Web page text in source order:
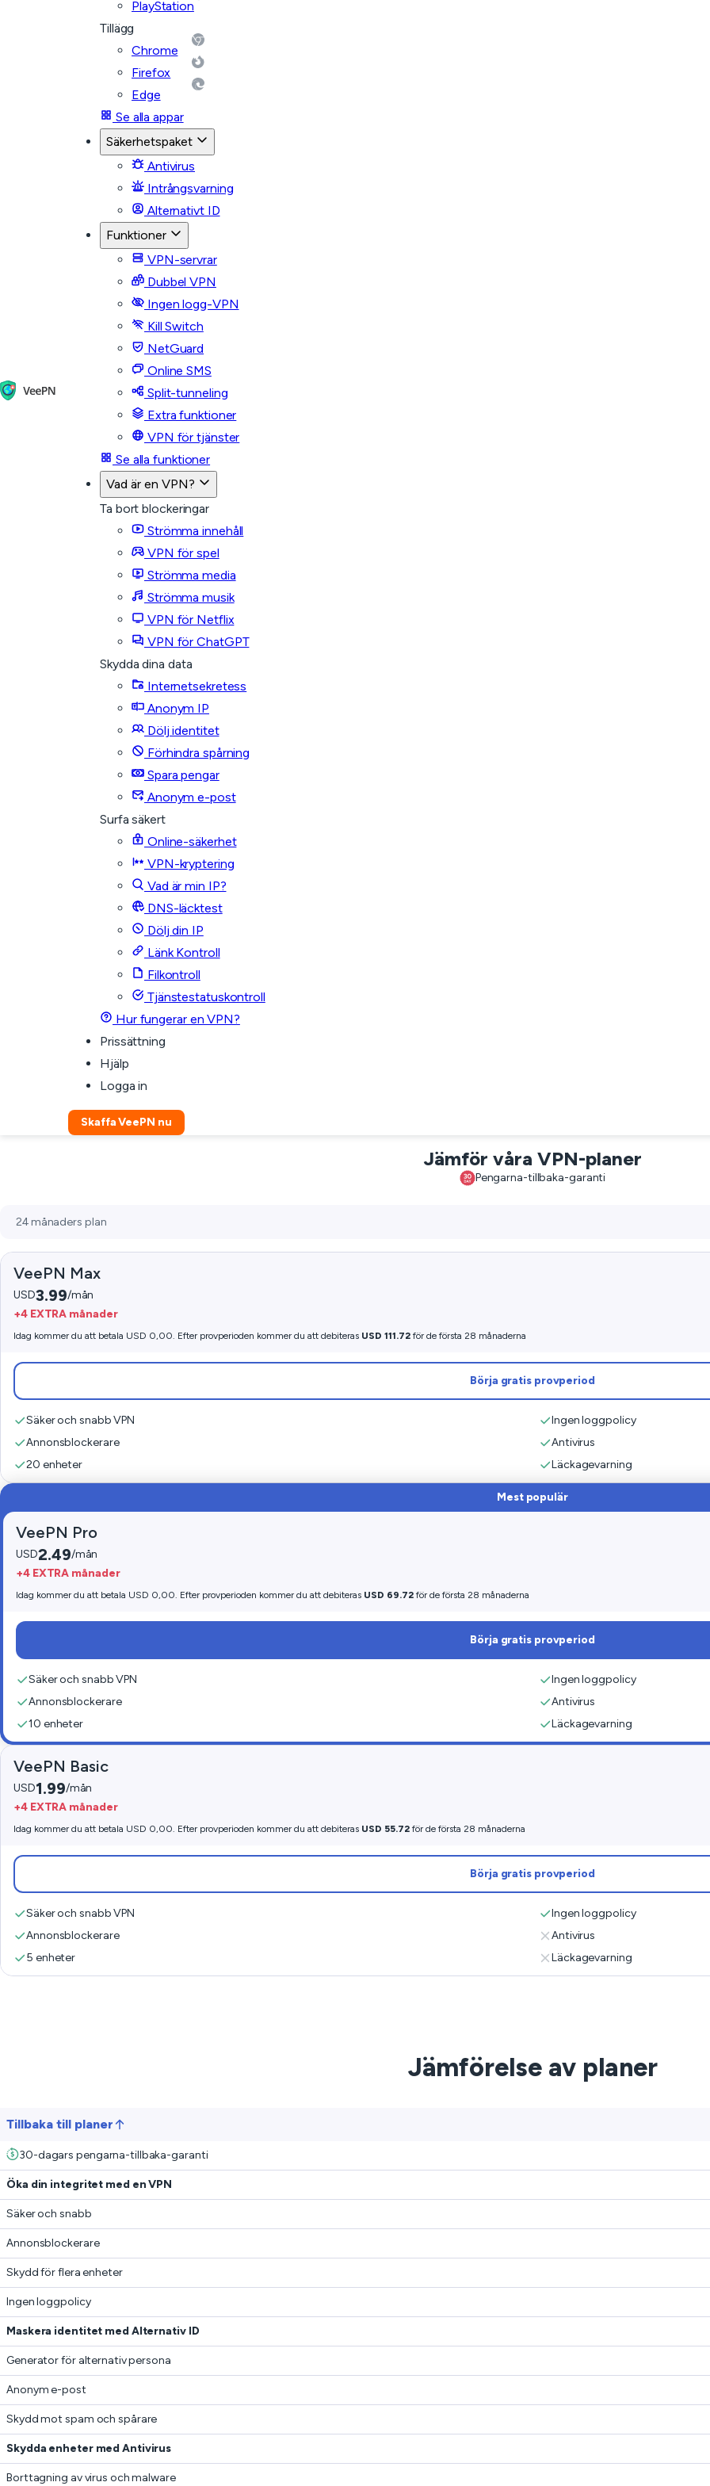
PlayStation
Tillägg
Chrome
Firefox
Edge
Se alla appar
Säkerhetspaket
Antivirus
Intrångsvarning
Alternativt ID
Funktioner
VPN-servrar
Dubbel VPN
Ingen logg-VPN
Kill Switch
NetGuard
Online SMS
Split-tunneling
Extra funktioner
VPN för tjänster
Se alla funktioner
Vad är en VPN?
Ta bort blockeringar
Strömma innehåll
VPN för spel
Strömma media
Strömma musik
VPN för Netflix
VPN för ChatGPT
Skydda dina data
Internetsekretess
Anonym IP
Dölj identitet
Förhindra spårning
Spara pengar
Anonym e-post
Surfa säkert
Online-säkerhet
VPN-kryptering
Vad är min IP?
DNS-läcktest
Dölj din IP
Länk Kontroll
Filkontroll
Tjänstestatuskontroll
Hur fungerar en VPN?
Prissättning
Hjälp
Logga in
Skaffa VeePN nu
Jämför våra VPN-planer
Pengarna-tillbaka-garanti
VeePN Max
USD3.99/mån
+4 EXTRA månader
Idag kommer du att betala USD 0,00. Efter provperioden kommer du att debiteras USD 111.72 för de första 28 månaderna
Börja gratis provperiod
Säker och snabb VPN
Ingen loggpolicy
Annonsblockerare
Antivirus
20 enheter
Läckagevarning
Mest populär
VeePN Pro
USD2.49/mån
+4 EXTRA månader
Idag kommer du att betala USD 0,00. Efter provperioden kommer du att debiteras USD 69.72 för de första 28 månaderna
Börja gratis provperiod
Säker och snabb VPN
Ingen loggpolicy
Annonsblockerare
Antivirus
10 enheter
Läckagevarning
VeePN Basic
USD1.99/mån
+4 EXTRA månader
Idag kommer du att betala USD 0,00. Efter provperioden kommer du att debiteras USD 55.72 för de första 28 månaderna
Börja gratis provperiod
Säker och snabb VPN
Ingen loggpolicy
Annonsblockerare
Antivirus
5 enheter
Läckagevarning
Jämförelse av planer
Tillbaka till planer
30-dagars pengarna-tillbaka-garanti
Öka din integritet med en VPN
Säker och snabb
Annonsblockerare
Skydd för flera enheter
Ingen loggpolicy
Maskera identitet med Alternativ ID
Generator för alternativ persona
Anonym e-post
Skydd mot spam och spårare
Skydda enheter med Antivirus
Borttagning av virus och malware